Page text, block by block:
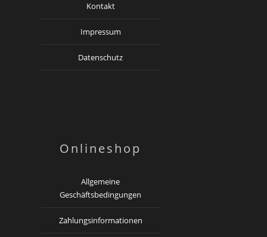
Kontakt
Impressum
Datenschutz
Onlineshop
Allgemeine
Geschäftsbedingungen
Zahlungsinformationen